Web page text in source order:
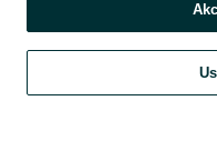
Szukaj Obserwujesz